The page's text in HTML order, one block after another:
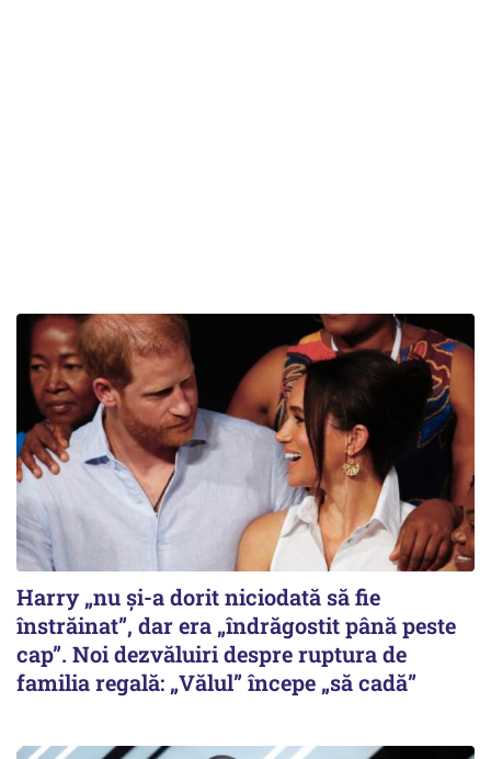
Harry „nu și-a dorit niciodată să fie
înstrăinat”, dar era „îndrăgostit până peste
cap”. Noi dezvăluiri despre ruptura de
familia regală: „Vălul” începe „să cadă”